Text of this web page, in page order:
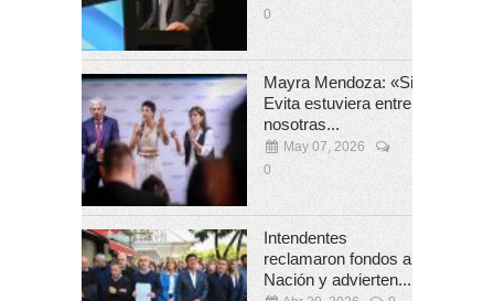
0
Mayra Mendoza: «Si
Evita estuviera entre
nosotras...
May 07, 2026
0
Intendentes
reclamaron fondos a
Nación y advierten...